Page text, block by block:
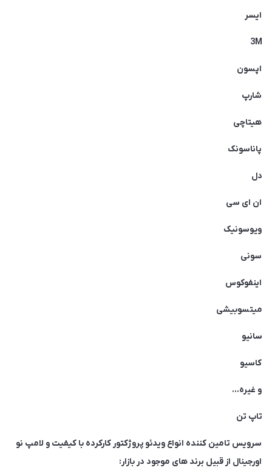
ایسر
3M
اپسون
شارپ
هیتاچی
پاناسونک
دل
ان ای سی
ویوسونیک
سونی
اینفوکوس
میتسوبیشی
سانیو
کاسیو
و غیره…
تاپ تن
سرویس تامین کننده انواع ویدئو پروژکتور کارکرده با کیفیت و لامپ نو
اورجینال از قبیل برند های موجود در بازار: